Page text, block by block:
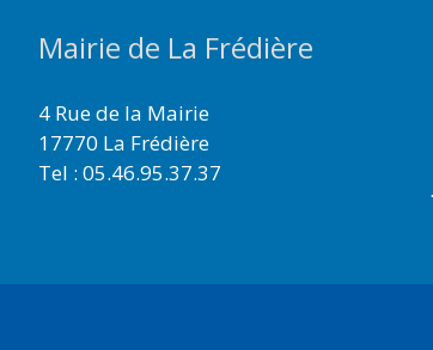
Mairie de La Frédière
4 Rue de la Mairie
17770 La Frédière
Tel : 05.46.95.37.37